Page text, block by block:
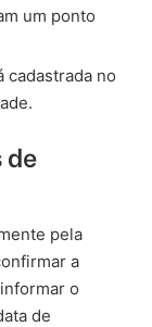
um ponto
cadastrada no
de
pela
a
o
de